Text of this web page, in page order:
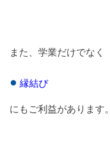
また、学業だけでなく
縁結び
にもご利益があります。